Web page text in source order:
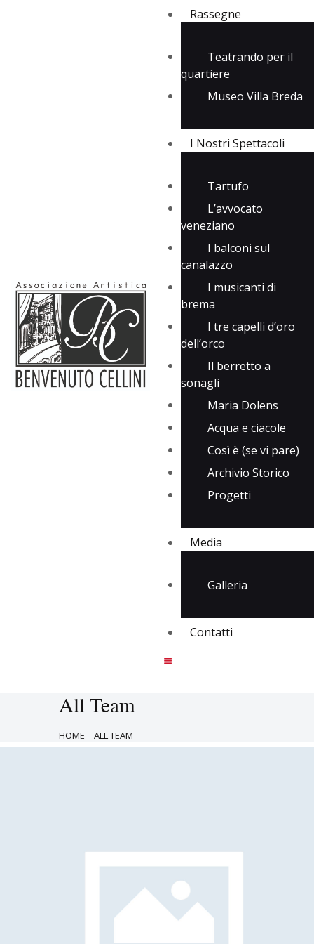
Rassegne
Teatrando per il
quartiere
Museo Villa Breda
I Nostri Spettacoli
Tartufo
L’avvocato
veneziano
I balconi sul
canalazzo
I musicanti di
brema
I tre capelli d’oro
dell’orco
Il berretto a
sonagli
Maria Dolens
Acqua e ciacole
Così è (se vi pare)
Archivio Storico
Progetti
Media
Galleria
Contatti
All Team
HOME ALL TEAM
I Nostri Spettacoli